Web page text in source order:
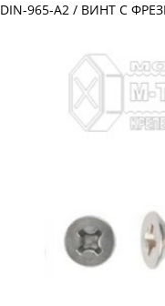
DIN-965-А2 / ВИНТ С